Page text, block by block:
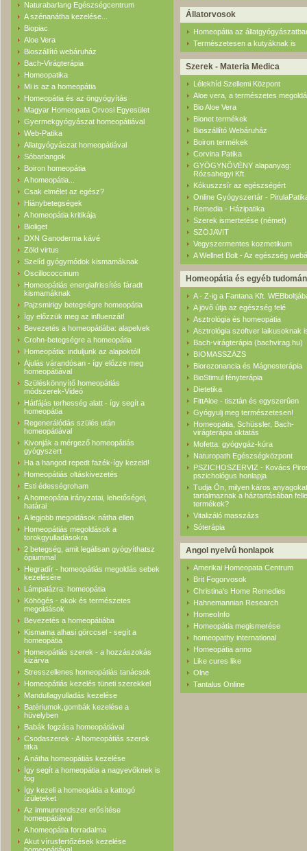
Naturabarlang Egészségcentrum
A szénanátha kezelése...
Biopiac
Aloe Vera
Bioszállító webáruház
Bach-Virágterápia
Homeopatika
Mi is az a homeopátia
Homeopátia és az öngyógyítás
Magyar Homeopata Orvosi Egyesület
Gyermekgyógyászat homeopátiával
Web-Patika
Állatgyógyászat homeopátiával
Sóbarlangok
Boiron homeopátia
A homeopátia...
Csak elmélet az egész?
Hiánybetegségek
A homeopátia kritikája
Bioliget
DXN Ganoderma kávé
Zöld virtus
Szelíd gyógymódok kismamáknak
Oscillococcinum
Homeopátiás energiafrissítés fáradt
kismamáknak
Pajzsmirigy betegségre homeopátia
Így előzzük meg az influenzát!
Bevezetés a homeopátiába: alapelvek
Crohn-betegségre a homeopátia
Homeopátia: induljunk az alapoktól!
Ájulás várandósan - így előzze meg
homeopátiával
Szüléskönnyítő homeopátiás
módszerek-Videó
Hátfájás terhesség alatt - így segít a
homeopátia
Regenerálódás szülés után
homeopátiával
Kivonják a mérgező homeopátiás
gyógyszert
Ha a hangod repedt fazék-így kezeld!
Homeopátiás oltáskivezetés
Esti édességroham
A homeopátia irányzatai, lehetőségei,
határai
A legjobb megoldások nátha ellen
Homeopátiás megoldások a
torokgyulladásokra
2 betegség, amit legálisan gyógyíthatsz
ópiummal
Hegradír - homeopátiás megoldás sebek
kezelésére
Lámpalázra: homeopátia
Köhögés - okok és természetes
megoldások
Bevezetés a homeopátiába
Kismama alhasi görccsel - segít a
homeopátia
Homeopátiás szerek - a hozzászokás
kizárva
Stresszellenes homeopátiás tanácsok
Homeopátiás kezelés tüneti szerekkel
Mandullagyulladás kezelése
Batériumok,gombák kezelése a
hüvelyben
Babák fogzása homeopátiával
Csodaszerek - A homeopátiás szerek
titka
A nátha homeopátiás kezelése
Így segít a homeopátia a nagyevőknek is
fog
Így kezeli a homeopátia a kattogó
ízületeket
Az immunrendszer erősítése
homeopátiával
A homeopátia forradalma
Akut vírusfertőzések kezelése
Állatorvosok
Homeopátia az
Természetesen a kutyáknak is
Szerek - Materia Medica
Lélekhíd Szellemi Központ
Aloe vera, a természetes
Bio Aloe Vera
Bionet termékek
Bioszállító Webáruház
Boiron termékek
Corvina Patika
GYÓGYNÖVÉNY alapanyag:
Rózsahegyi Kft.
Kókuszzsír az egészségért
Online Gyógyszertár -
Remedia - Házipatika
Szerek ismertetése (német)
SZÓJAVIT
Vegyszermentes kozmetikum
A Wellnet Bolt - Az egészség
Homeopátia és egyéb
A - Z-ig a Fantana Kft.
A jövõ útja az egészség felé
Asztrológia és homeopátia
Asztrológia szoftver laikusoknak
Bach-virágterápia (bachvirag.hu)
BIOMASSZÁZS
Biorezonancia és Mágnesterápia
BioStimul fényterápia
Dietetika
FittAloe - tisztán és egyszerûen
Gyógyulj meg természetesen!
Homeopátia, Schüssler, Bach-
virágterápia oktatás
Mofetta: gyógygáz-kúra
Naturopath Egészségközpont
PSZICHOSZERVIZ - Kovács
pszichológus honlapja
Tudja Ön, milyen káros anyagokat
tartalmaznak a háztartásában
termékek?
Vitalizáló masszázs
Sóterápia
Angol nyelvû honlapok
Amerikai Homeopata Centrum
Brit Fogorvosok
Christina's Home Remedies
Hahnemannian Research
HomeoInfo
Homeopátia megismerése
homeopathy international
Homeopátia anno
Like cures like
Olne
Tantalus Online